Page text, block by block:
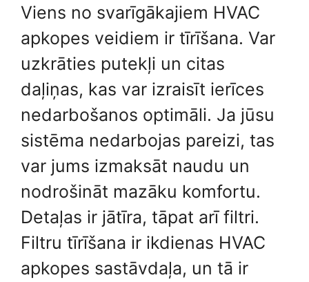
Viens no svarīgākajiem HVAC
apkopes veidiem ir tīrīšana. Var
uzkrāties putekļi un citas
daļiņas, kas var izraisīt ierīces
nedarbošanos optimāli. Ja jūsu
sistēma nedarbojas pareizi, tas
var jums izmaksāt naudu un
nodrošināt mazāku komfortu.
Detaļas ir jātīra, tāpat arī filtri.
Filtru tīrīšana ir ikdienas HVAC
apkopes sastāvdaļa, un tā ir